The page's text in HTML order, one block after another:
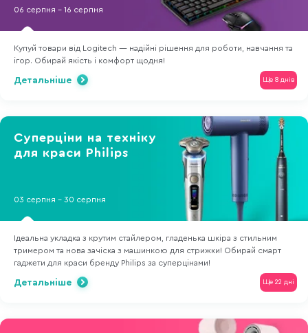
06 серпня - 16 серпня
Купуй товари від Logitech — надійні рішення для роботи, навчання та
ігор. Обирай якість і комфорт щодня!
Ще 8 днів
Детальніше
Суперціни на техніку
для краси Philips
03 серпня - 30 серпня
Ідеальна укладка з крутим стайлером, гладенька шкіра з стильним
тримером та нова зачіска з машинкою для стрижки! Обирай смарт
гаджети для краси бренду Philips за суперцінами!
Ще 22 дні
Детальніше